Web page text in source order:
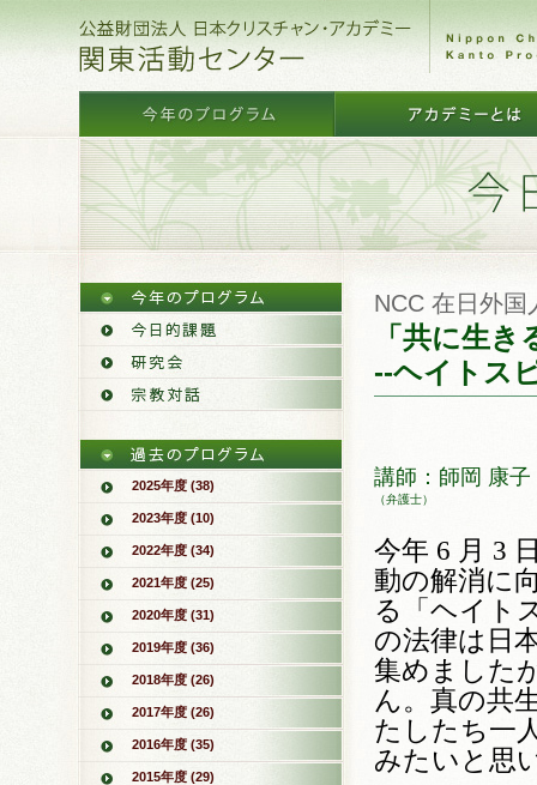
2025年度 (38)
2023年度 (10)
2022年度 (34)
2021年度 (25)
2020年度 (31)
2019年度 (36)
2018年度 (26)
2017年度 (26)
2016年度 (35)
2015年度 (29)
NCC 在日外国
「共に生
--ヘイトス
講師：師岡 康子
（弁護士）
今年 6 月 3
動の解消に
る「ヘイト
の法律は日
集めました
ん。真の共
たしたち一
みたいと思